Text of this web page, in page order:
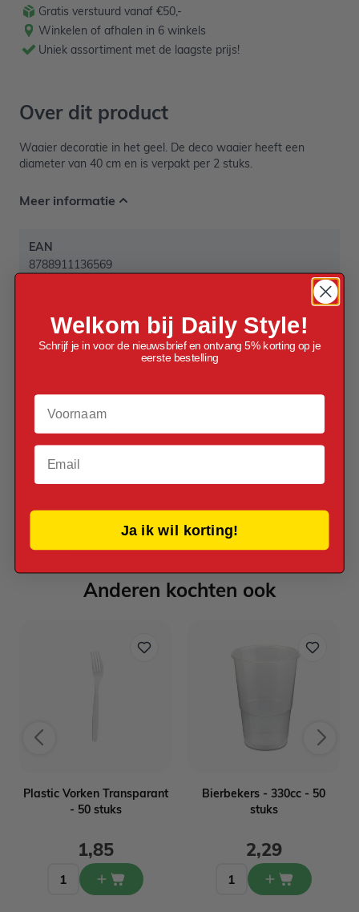
Gratis verstuurd vanaf €50,-
Winkelen of afhalen in 6 winkels
Uniek assortiment met de laagste prijs!
Over dit product
Waaier decoratie in het geel. De deco waaier heeft een
diameter van 40 cm en is verpakt per 2 stuks.
Meer informatie
EAN
8788911136569
Geel
Materiaal
Verpakt per
Afmetingen
40 cm
Reviews
Anderen kochten ook
Plastic Vorken Transparant
- 50 stuks
1,85
Bierbekers - 330cc - 50
stuks
2,29
Welkom bij Daily Style!
Schrijf je in voor de nieuwsbrief en ontvang 5% korting op je
eerste bestelling
Voornaam
Email
Ja ik wil korting!